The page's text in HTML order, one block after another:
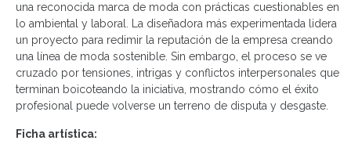
una reconocida marca de moda con prácticas cuestionables en
lo ambiental y laboral. La diseñadora más experimentada lidera
un proyecto para redimir la reputación de la empresa creando
una línea de moda sostenible. Sin embargo, el proceso se ve
cruzado por tensiones, intrigas y conflictos interpersonales que
terminan boicoteando la iniciativa, mostrando cómo el éxito
profesional puede volverse un terreno de disputa y desgaste.
Ficha artística: